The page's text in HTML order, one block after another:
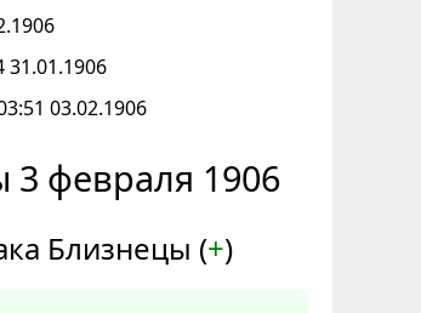
31.01.1906
03.02.1906
февраля 1906
Близнецы (+)